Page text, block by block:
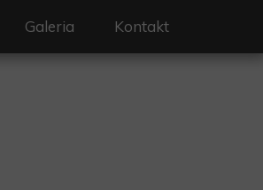
Galeria Kontakt